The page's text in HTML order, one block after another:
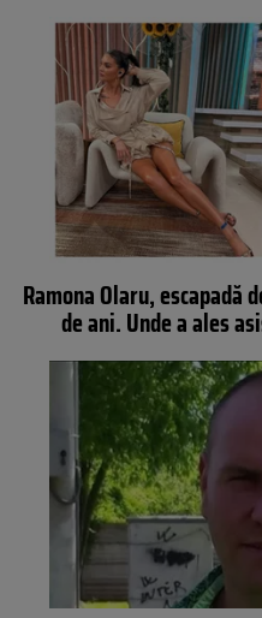
Ramona Olaru, escapadă
de ani. Unde a ales